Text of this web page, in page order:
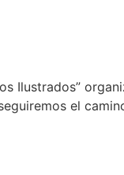
Ilustrados”
el